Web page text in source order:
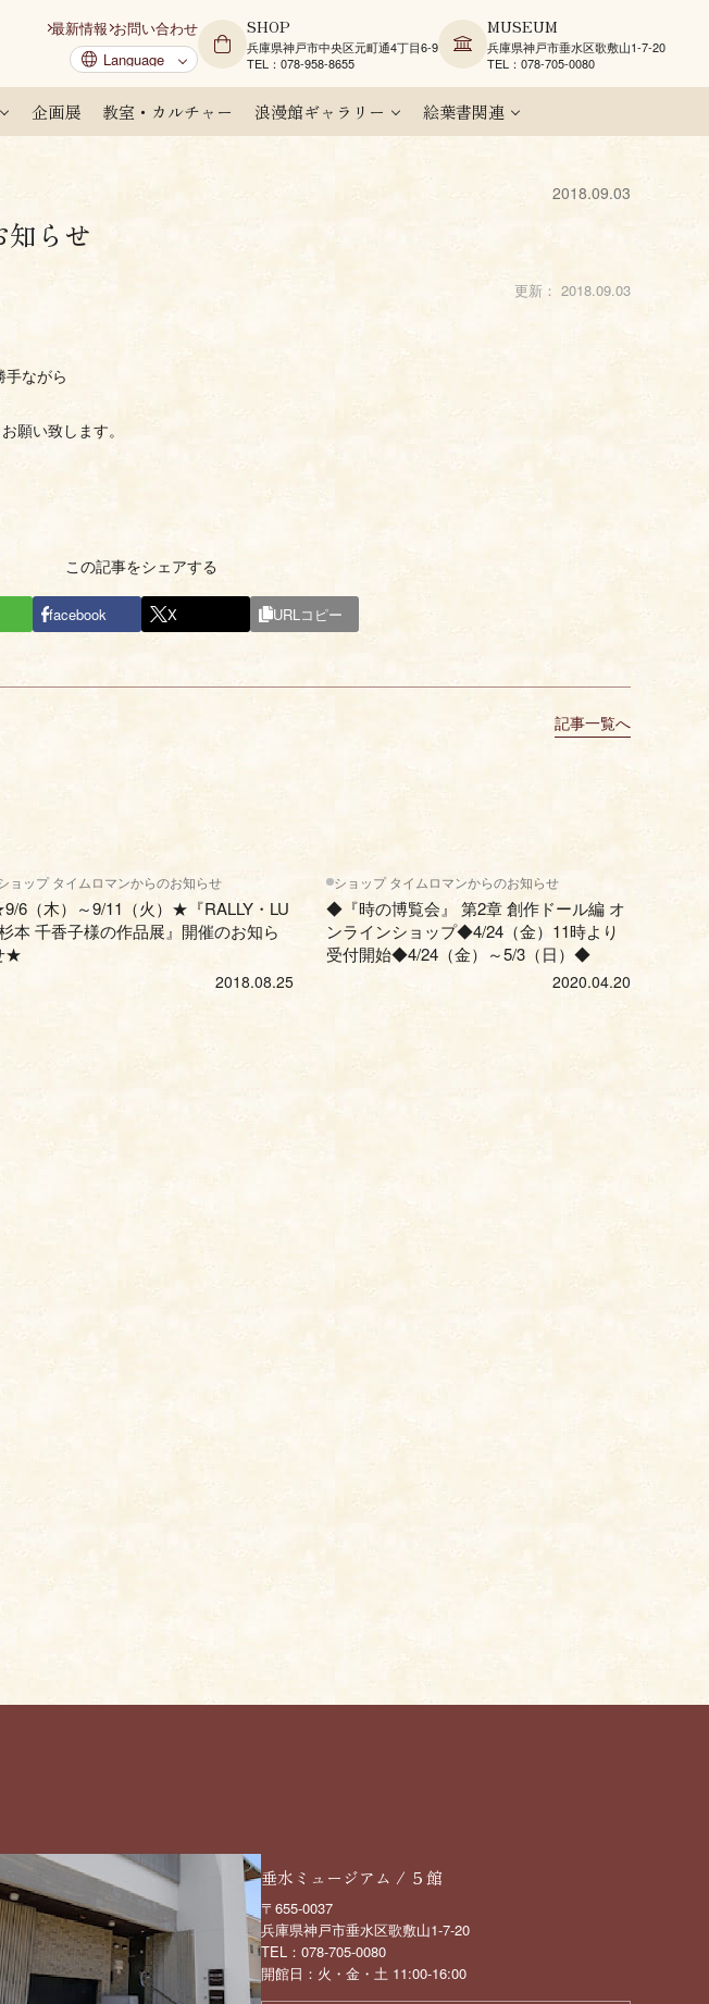
最新情報 お問い合わせ SHOP
兵庫県神戸市中央区元町通4丁目6-9
TEL：078-958-8655
MUSEUM
兵庫県神戸市垂水区歌敷山1-7-20
TEL：078-705-0080
企画展 教室・カルチャー 浪漫館ギャラリー 絵葉書関連
2018.09.03
らせ
更新： 2018.09.03
ながら
願い致します。
この記事をシェアする
facebook X URLコピー
記事一覧へ
ョップ タイムロマンからのお知らせ
6（木）～9/11（火）★『RALLY・LU
本 千香子様の作品展』開催のお知ら
★
2018.08.25
ショップ タイムロマンからのお知らせ
◆『時の博覧会』 第2章 創作ドール編 オ
ンラインショップ◆4/24（金）11時より
受付開始◆4/24（金）～5/3（日）◆
2020.04.20
垂水ミュージアム / ５館
〒655-0037
兵庫県神戸市垂水区歌敷山1-7-20
TEL：078-705-0080
開館日：火・金・土 11:00-16:00